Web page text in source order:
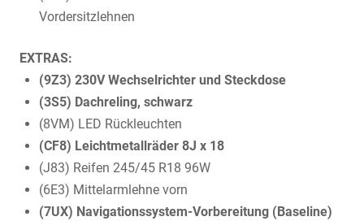
Vordersitzlehnen
EXTRAS:
(9Z3) 230V Wechselrichter und Steckdose
(3S5) Dachreling, schwarz
(8VM) LED Rückleuchten
(CF8) Leichtmetallräder 8J x 18
(J83) Reifen 245/45 R18 96W
(6E3) Mittelarmlehne vorn
(7UX) Navigationssystem-Vorbereitung (Baseline)